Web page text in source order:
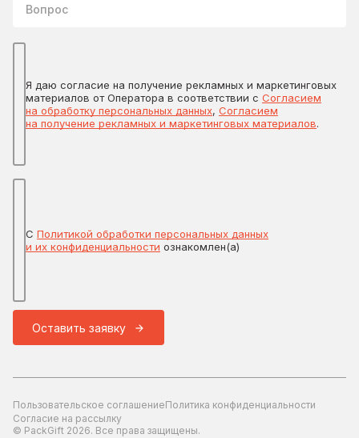
Я даю согласие на получение рекламных и маркетинговых
материалов от Оператора в соответствии с Согласием
на обработку персональных данных, Согласием
на получение рекламных и маркетинговых материалов.
С Политикой обработки персональных данных
и их конфиденциальности ознакомлен(а)
Оставить заявку
Пользовательское соглашениеПолитика конфиденциальности
Согласие на рассылку
© PackGift 2026. Все права защищены.